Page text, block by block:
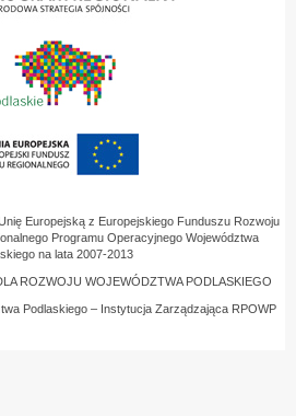
Europejską z Europejskiego Funduszu Rozwoju
Programu Operacyjnego Województwa
na lata 2007-2013
ROZWOJU WOJEWÓDZTWA PODLASKIEGO
Podlaskiego – Instytucja Zarządzająca RPOWP